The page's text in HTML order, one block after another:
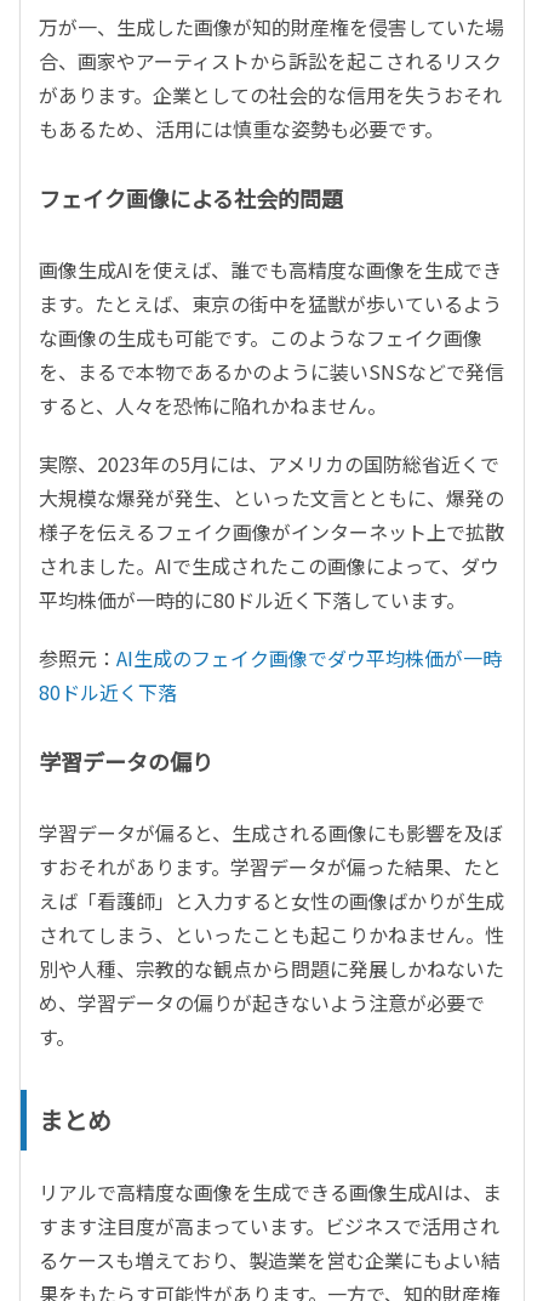
万が一、生成した画像が知的財産権を侵害していた場
合、画家やアーティストから訴訟を起こされるリスク
があります。企業としての社会的な信用を失うおそれ
もあるため、活用には慎重な姿勢も必要です。
フェイク画像による社会的問題
画像生成AIを使えば、誰でも高精度な画像を生成でき
ます。たとえば、東京の街中を猛獣が歩いているよう
な画像の生成も可能です。このようなフェイク画像
を、まるで本物であるかのように装いSNSなどで発信
すると、人々を恐怖に陥れかねません。
実際、2023年の5月には、アメリカの国防総省近くで
大規模な爆発が発生、といった文言とともに、爆発の
様子を伝えるフェイク画像がインターネット上で拡散
されました。AIで生成されたこの画像によって、ダウ
平均株価が一時的に80ドル近く下落しています。
参照元： AI生成のフェイク画像でダウ平均株価が一時
80ドル近く下落
学習データの偏り
学習データが偏ると、生成される画像にも影響を及ぼ
すおそれがあります。学習データが偏った結果、たと
えば「看護師」と入力すると女性の画像ばかりが生成
されてしまう、といったことも起こりかねません。性
別や人種、宗教的な観点から問題に発展しかねないた
め、学習データの偏りが起きないよう注意が必要で
す。
まとめ
リアルで高精度な画像を生成できる画像生成AIは、ま
すます注目度が高まっています。ビジネスで活用され
るケースも増えており、製造業を営む企業にもよい結
果をもたらす可能性があります。一方で、知的財産権